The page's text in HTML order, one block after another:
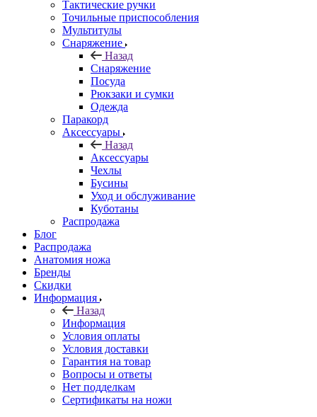
Тактические ручки
Точильные приспособления
Мультитулы
Снаряжение
Назад
Снаряжение
Посуда
Рюкзаки и сумки
Одежда
Паракорд
Аксессуары
Назад
Аксессуары
Чехлы
Бусины
Уход и обслуживание
Куботаны
Распродажа
Блог
Распродажа
Анатомия ножа
Бренды
Скидки
Информация
Назад
Информация
Условия оплаты
Условия доставки
Гарантия на товар
Вопросы и ответы
Нет подделкам
Сертификаты на ножи